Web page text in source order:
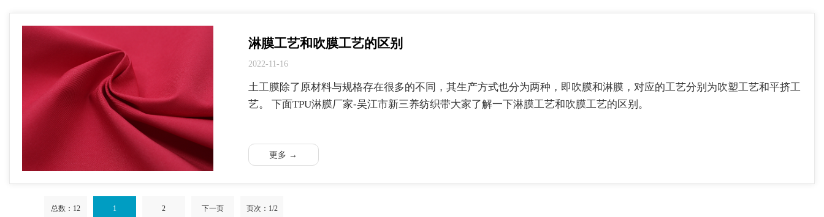
淋膜工艺和吹膜工艺的区别
2022-11-16
土工膜除了原材料与规格存在很多的不同，其生产方式也分为两种，即吹膜和淋膜，对应的工艺分别为吹塑工艺和平挤工
艺。 下面TPU淋膜厂家-吴江市新三养纺织带大家了解一下淋膜工艺和吹膜工艺的区别。
更多 →
总数：12 1 2 下一页 页次：1/2